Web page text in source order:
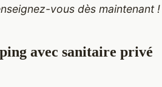
vous dès maintenant !
avec sanitaire privé